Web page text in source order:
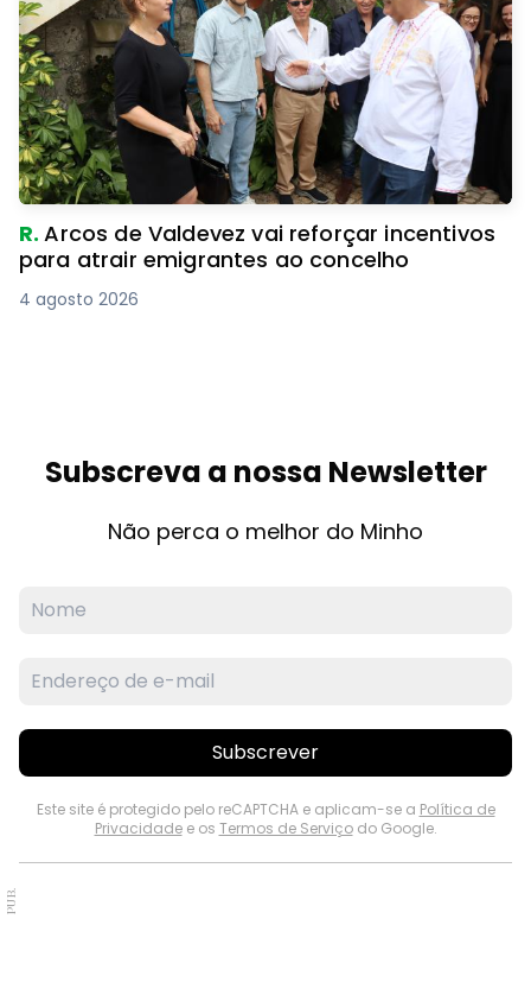
R.Arcos de Valdevez vai reforçar incentivos
para atrair emigrantes ao concelho
4 agosto 2026
Subscreva a nossa Newsletter
Não perca o melhor do Minho
Subscrever
Este site é protegido pelo reCAPTCHA e aplicam-se a Política de
Privacidadee os Termos de Serviçodo Google.
PUB.